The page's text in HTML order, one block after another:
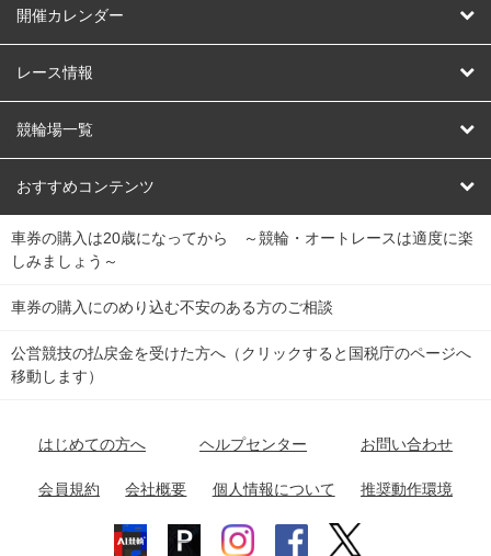
はじめての方へ
開催カレンダー
競輪
オートレース
競輪くじ
Dokanto!
チャリロトプラザ
レース情報
レース予想
レース結果
キャリーオーバー一覧
競輪場一覧
北日本 函館競輪場
関
東
弥彦競輪場 前橋競輪場 取手競輪場 宇都宮競輪場
関
東
小田原競輪場
名古屋競輪場 岐阜競輪場 大垣競輪場 豊橋競輪場
富山競輪場 松阪競輪場 四日市競輪場
福井競輪場 奈良競輪場 向日町競輪場
おすすめコンテンツ
競輪選手情報
Perfecta Navi
netkeirin
車券の購入は20歳になってから ～競輪・オートレースは適度に楽
しみましょう～
車券の購入にのめり込む不安のある方のご相談
公営競技の払戻金を受けた方へ（クリックすると国税庁のページへ
移動します）
はじめての方へ ヘルプセンター お問い合わせ
会員規約 会社概要 個人情報について 推奨動作環境